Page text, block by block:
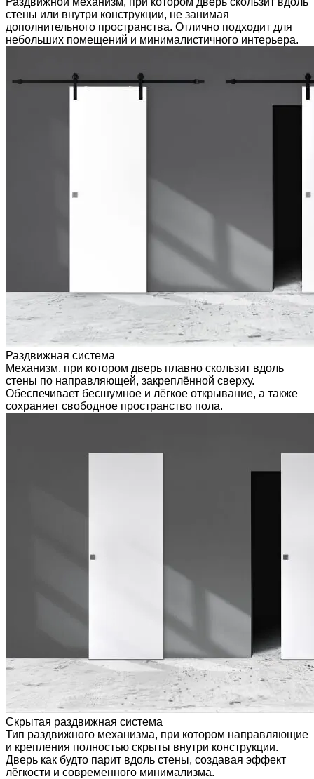
стены или внутри конструкции, не занимая
дополнительного пространства. Отлично подходит для
небольших помещений и минималистичного интерьера.
Раздвижная система
Механизм, при котором дверь плавно скользит вдоль
стены по направляющей, закреплённой сверху.
Обеспечивает бесшумное и лёгкое открывание, а также
сохраняет свободное пространство пола.
Скрытая раздвижная система
Тип раздвижного механизма, при котором направляющие
и крепления полностью скрыты внутри конструкции.
Дверь как будто парит вдоль стены, создавая эффект
лёгкости и современного минимализма.